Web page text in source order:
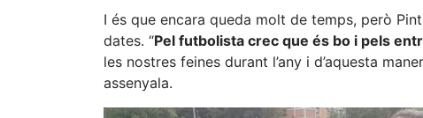
I és que encara queda molt de temps, però
dates. “Pel futbolista crec que és bo i pels
les nostres feines durant l’any i d’aquesta
assenyala.